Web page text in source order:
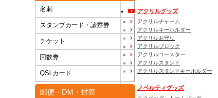
名刺
スタンプカード・診察券
チケット
回数券
QSLカード
郵便・DM・封筒
アクリルグッズ
アクリルチャーム
アクリルキーホルダー
アクリルお守り
アクリルブロック
アクリルコースター
アクリルスタンド
アクリルスタンドキーホルダー
ノベルティグッズ